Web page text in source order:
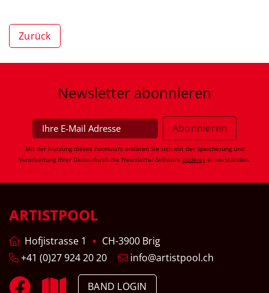
Zurück
Newsletter abonnieren
Mit der Nutzung dieses Formulars erklären Sie sich mit der Speicherung und
Verarbeitung Ihrer Daten durch die Newsletter-Software dodeley einverstanden.
ARTISTPOOL
Hofjistrasse 1
CH-3900 Brig
+41 (0)27 924 20 20
info@artistpool.ch
BAND LOGIN